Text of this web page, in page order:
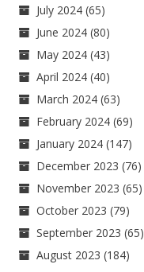
July 2024 (65)
June 2024 (80)
May 2024 (43)
April 2024 (40)
March 2024 (63)
February 2024 (69)
January 2024 (147)
December 2023 (76)
November 2023 (65)
October 2023 (79)
September 2023 (65)
August 2023 (184)